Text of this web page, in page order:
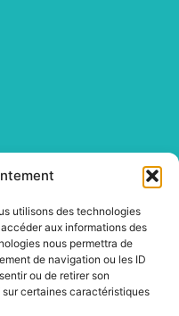
utilisons des technologies
aux informations des
nous permettra de
de navigation ou les ID
ou de retirer son
certaines caractéristiques